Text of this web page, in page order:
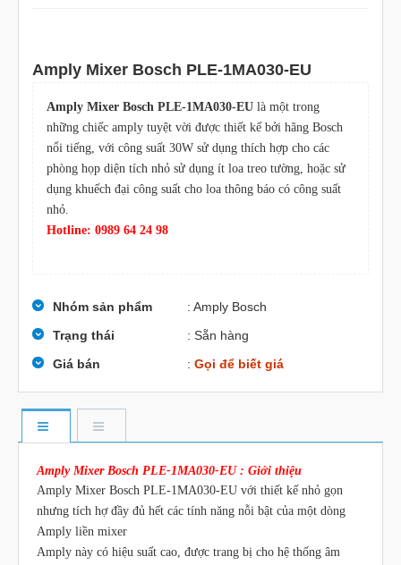
Amply Mixer Bosch PLE-1MA030-EU
Amply Mixer Bosch PLE-1MA030-EU là một trong
những chiếc amply tuyệt vời được thiết kế bởi hãng Bosch
nổi tiếng, với công suất 30W sử dụng thích hợp cho các
phòng họp diện tích nhỏ sử dụng ít loa treo tường, hoặc sử
dụng khuếch đại công suất cho loa thông báo có công suất
nhỏ.
Hotline: 0989 64 24 98
Nhóm sản phẩm
: Amply Bosch
Trạng thái
: Sẵn hàng
Giá bán
: Gọi để biết giá
Amply Mixer Bosch PLE-1MA030-EU : Giới thiệu
Amply Mixer Bosch PLE-1MA030-EU với thiết kế nhỏ gọn
nhưng tích hợ đầy đủ hết các tính năng nỗi bật của một dòng
Amply liền mixer
Amply này có hiệu suất cao, được trang bị cho hệ thống âm